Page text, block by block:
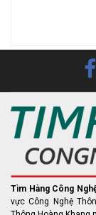
Tìm Hàng Công
vực Công Nghệ